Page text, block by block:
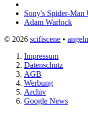
Sony's Spider-Man
Adam Warlock
© 2026 scifiscene •
Impressum
Datenschutz
AGB
Werbung
Archiv
Google News